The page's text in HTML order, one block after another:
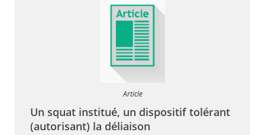
Article
Un squat institué, un dispositif tolérant
(autorisant) la déliaison